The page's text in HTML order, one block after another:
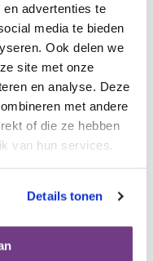
advertenties te
media te bieden
Ook delen we
site met onze
en analyse. Deze
met andere
of die ze hebben
van hun services.
Details tonen
geen contact geld
een QR
eenvoudig een zelf
en is dus niet